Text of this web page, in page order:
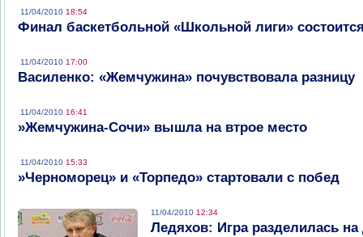
11/04/2010 18:54
Финал баскетбольной «Школьной лиги»
11/04/2010 17:00
Василенко: «Жемчужина» почувствовала разницу
11/04/2010 16:41
»Жемчужина-Сочи» вышла на втрое место
11/04/2010 15:33
»Черноморец» и «Торпедо» стартовали с побед
11/04/2010 12:34
Ледяхов: Игра разделилась на